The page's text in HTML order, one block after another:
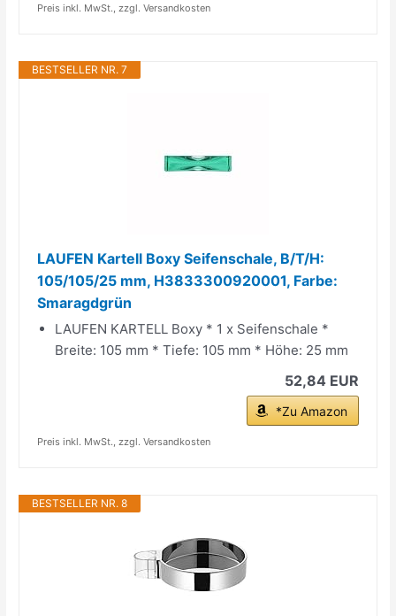
Preis inkl. MwSt., zzgl. Versandkosten
BESTSELLER NR. 7
LAUFEN Kartell Boxy Seifenschale, B/T/H:
105/105/25 mm, H3833300920001, Farbe:
Smaragdgrün
LAUFEN KARTELL Boxy * 1 x Seifenschale *
Breite: 105 mm * Tiefe: 105 mm * Höhe: 25 mm
52,84 EUR
*Zu Amazon
Preis inkl. MwSt., zzgl. Versandkosten
BESTSELLER NR. 8